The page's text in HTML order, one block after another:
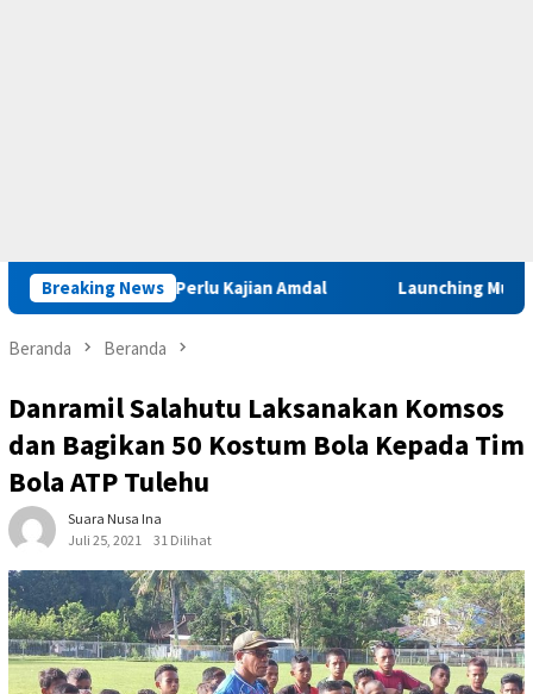
Breaking News
Iha Perlu Kajian Amdal Launching Muktamar VIII di
Beranda Beranda
Danramil Salahutu Laksanakan Komsos
dan Bagikan 50 Kostum Bola Kepada Tim
Bola ATP Tulehu
Suara Nusa Ina
Juli 25, 2021
31 Dilihat